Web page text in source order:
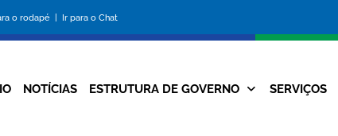
o rodapé | Ir para o Chat
da
Prefeitura
Navegação
NOTÍCIAS ESTRUTURA DE GOVERNO SERVIÇOS